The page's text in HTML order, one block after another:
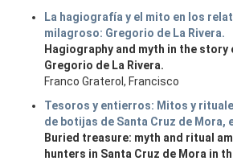
La hagiografía y el mito en los
milagroso: Gregorio de La Rivera.
Hagiography and myth in the
Gregorio de La Rivera.
Franco Graterol, Francisco
Tesoros y entierros: Mitos y
de botijas de Santa Cruz de Mora,
Buried treasure: myth and ritual
hunters in Santa Cruz de Mora in